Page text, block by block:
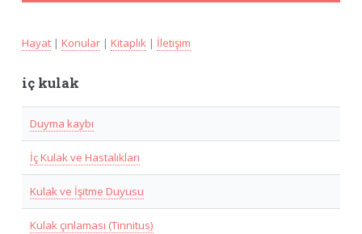
Hayat| Konular| Kitaplık| İletişim
iç kulak
Duyma kaybı
İç Kulak ve Hastalıkları
Kulak ve İşitme Duyusu
Kulak çınlaması (Tinnitus)